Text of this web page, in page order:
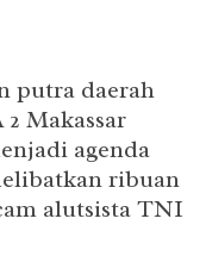
putra daerah
Makassar
agenda
ribuan
alutsista TNI